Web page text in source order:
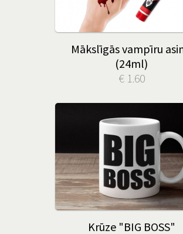
Mākslīgās vampīru
(24ml)
€ 1.60
Krūze "BIG BOSS"